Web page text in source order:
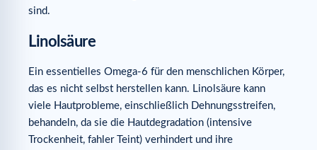
sind.
Linolsäure
Ein essentielles Omega-6 für den menschlichen Körper,
das es nicht selbst herstellen kann. Linolsäure kann
viele Hautprobleme, einschließlich Dehnungsstreifen,
behandeln, da sie die Hautdegradation (intensive
Trockenheit, fahler Teint) verhindert und ihre